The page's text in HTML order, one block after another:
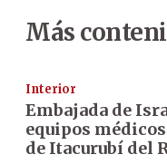
Más
Interior
Embajada de
equipos
de Itacurubí del